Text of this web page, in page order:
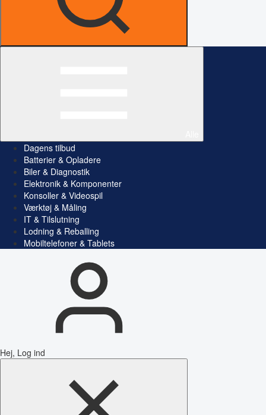
Dagens tilbud
Batterier & Opladere
Biler & Diagnostik
Elektronik & Komponenter
Konsoller & Videospil
Værktøj & Måling
IT & Tilslutning
Lodning & Reballing
Mobiltelefoner & Tablets
Hej, Log ind